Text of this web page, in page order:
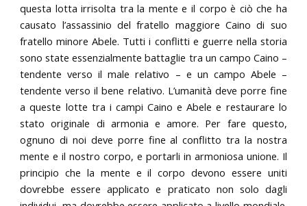
questa lotta irrisolta tra la mente e il corpo è ciò che ha
causato l’assassinio del fratello maggiore Caino di suo
fratello minore Abele. Tutti i conflitti e guerre nella storia
sono state essenzialmente battaglie tra un campo Caino –
tendente verso il male relativo – e un campo Abele –
tendente verso il bene relativo. L’umanità deve porre fine
a queste lotte tra i campi Caino e Abele e restaurare lo
stato originale di armonia e amore. Per fare questo,
ognuno di noi deve porre fine al conflitto tra la nostra
mente e il nostro corpo, e portarli in armoniosa unione. Il
principio che la mente e il corpo devono essere uniti
dovrebbe essere applicato e praticato non solo dagli